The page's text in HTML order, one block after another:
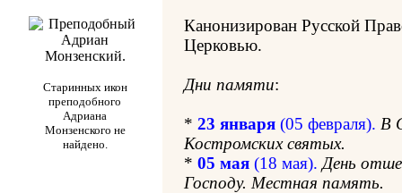
Cтаринных икон
преподобного
Адриана
Монзенского не
найдено.
Канонизирован Русской
Церковью.
Дни памяти:
* 23 января (05 февраля). В
Костромских святых.
* 05 мая (18 мая). День
Господу. Местная память.